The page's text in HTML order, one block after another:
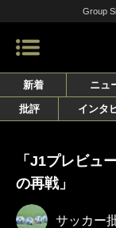
Group
新着 ニュ
批評
インタ
「J1プレビュ
の再戦」
サッカー